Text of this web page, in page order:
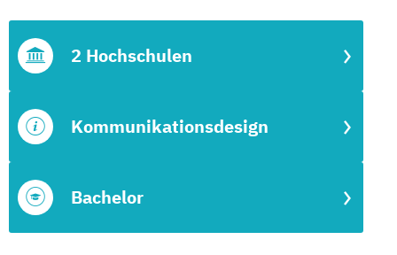
Bachelor
Kommunikationsdesign
2 Hochschulen